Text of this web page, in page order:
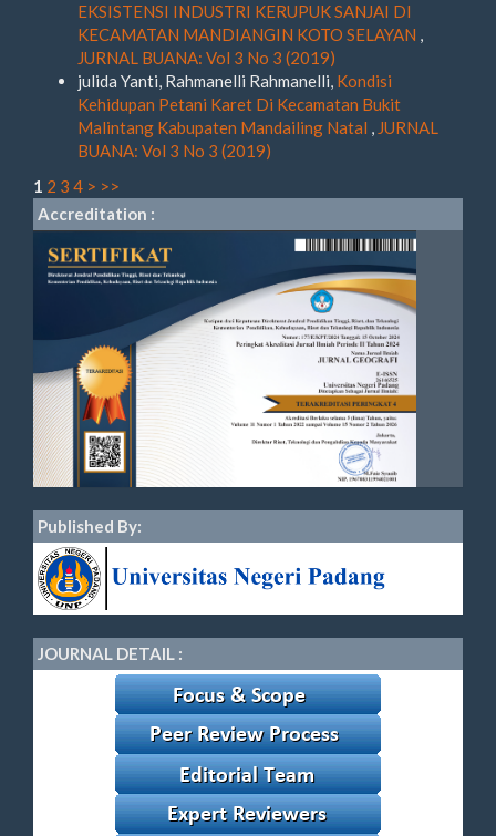
EKSISTENSI INDUSTRI KERUPUK SANJAI DI
KECAMATAN MANDIANGIN KOTO SELAYAN ,
JURNAL BUANA: Vol 3 No 3 (2019)
julida Yanti, Rahmanelli Rahmanelli, Kondisi
Kehidupan Petani Karet Di Kecamatan Bukit
Malintang Kabupaten Mandailing Natal , JURNAL
BUANA: Vol 3 No 3 (2019)
1 2 3 4 > >>
Accreditation :
Published By:
JOURNAL DETAIL :